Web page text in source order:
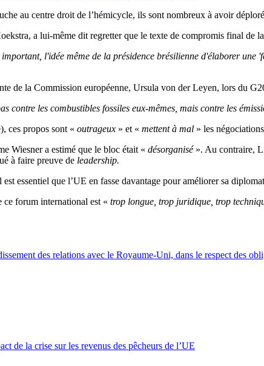
au centre droit de l’hémicycle, ils sont nombreux à avoir
a lui-même dit regretter que le texte de compromis final de la
l'idée même de la présidence brésilienne d'élaborer
de la Commission européenne, Ursula von der Leyen, lors du
contre les combustibles fossiles eux-mêmes, mais contre les
ces propos sont « outrageux » et « mettent à mal » les
Wiesner a estimé que le bloc était « désorganisé ». Au contraire,
à faire preuve de leadership.
essentiel que l’UE en fasse davantage pour améliorer sa
forum international est « trop longue, trop juridique, trop
des relations avec le Royaume-Uni, dans le respect des
de la crise sur les revenus des pêcheurs de l’UE